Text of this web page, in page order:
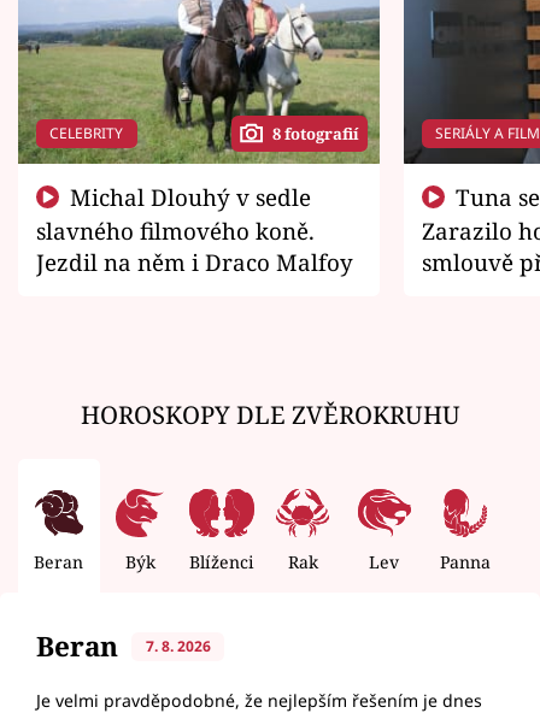
CELEBRITY 8 fotografií
slavného filmového koně.
Jezdil na něm i Draco Malfoy
SERIÁLY A
Zarazilo
smlouvě
HOROSKOPY DLE ZVĚROKRUHU
Beran Býk Blíženci Rak Lev Panna
Beran 7. 8. 2026
Je velmi pravděpodobné, že nejlepším řešením je dnes